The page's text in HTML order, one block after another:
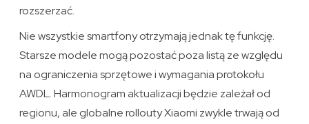
rozszerzać.
Nie wszystkie smartfony otrzymają jednak tę funkcję.
Starsze modele mogą pozostać poza listą ze względu
na ograniczenia sprzętowe i wymagania protokołu
AWDL. Harmonogram aktualizacji będzie zależał od
regionu, ale globalne rollouty Xiaomi zwykle trwają od